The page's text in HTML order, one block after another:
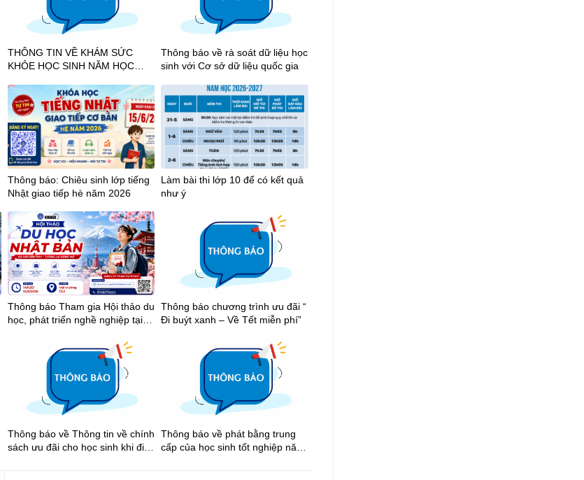
THÔNG TIN VỀ KHÁM SỨC
KHỎE HỌC SINH NĂM HỌC
Thông báo về rà soát dữ liệu học
sinh với Cơ sở dữ liệu quốc gia
Thông báo: Chiêu sinh lớp tiếng
Nhật giao tiếp hè năm 2026
Làm bài thi lớp 10 để có kết quả
như ý
Thông báo Tham gia Hội thảo du
học, phát triển nghề nghiệp tại
Thông báo chương trình ưu đãi “
Đi buýt xanh – Về Tết miễn phí”
Thông báo về Thông tin về chính
sách ưu đãi cho học sinh khi đi
Thông báo về phát bằng trung
cấp của học sinh tốt nghiệp năm